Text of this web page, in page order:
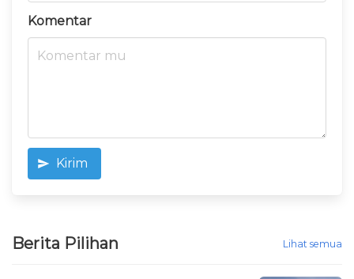
Komentar
Kirim
Berita Pilihan Lihat semua